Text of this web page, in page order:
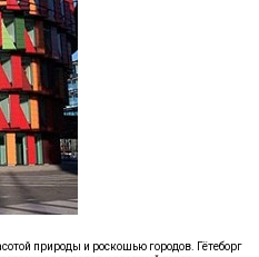
природы и роскошью городов. Гётеборг